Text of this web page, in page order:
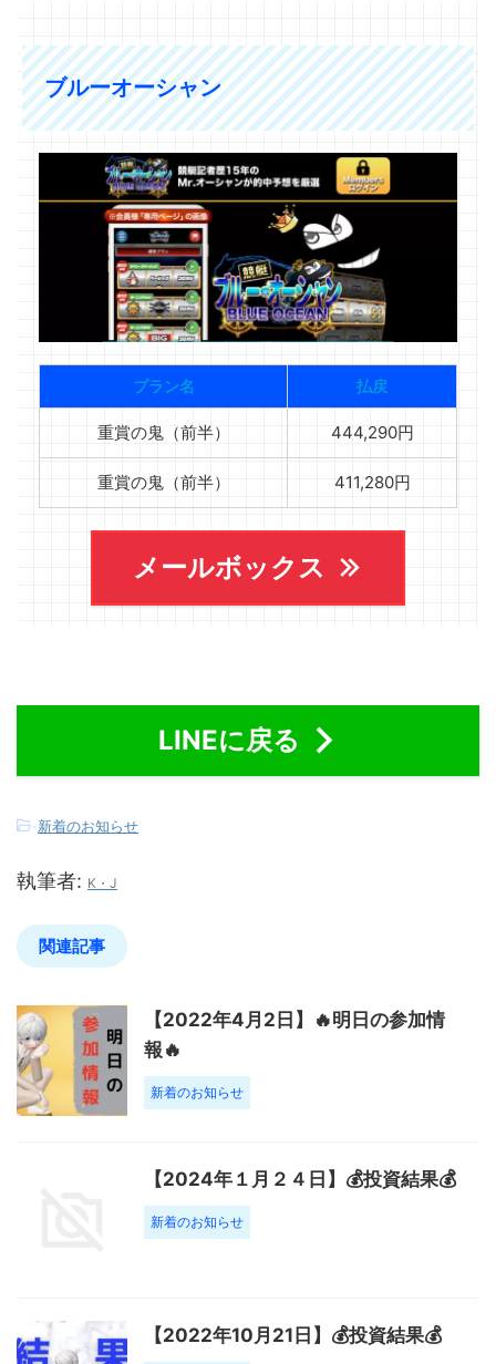
ブルーオーシャン
プラン名 払戻
重賞の鬼（前半） 444,290円
重賞の鬼（前半） 411,280円
メールボックス
LINEに戻る
-新着のお知らせ
執筆者: K・J
関連記事
【2022年4月2日】🔥明日の参加情
報🔥
新着のお知らせ
【2024年１月２４日】💰投資結果💰
新着のお知らせ
【2022年10月21日】💰投資結果💰